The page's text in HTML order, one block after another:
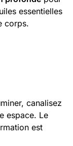
essentielles
corps.
canalisez
espace. Le
est